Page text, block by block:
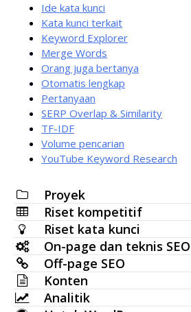
Ide kata kunci
Kata kunci terkait
Keyword Explorer
Merge Words
Orang juga bertanya
Otomatis lengkap
Pertanyaan
SERP Overlap & Similarity
TF-IDF
Volume pencarian
YouTube Keyword Research
Proyek
Daftar Periksa SEO
Riset kompetitif
Pemeriksa Visibilitas Website
SERP Analyzer
Riset kata kunci
Generator Kata Kunci
Pemeriksa Volume Pencarian Massal
On-page dan teknis SEO
Audit SEO
Penempatan Kata Kunci
Off-page SEO
Pemeriksa Backlink
Konten
Generator Artikel AI
Analitik